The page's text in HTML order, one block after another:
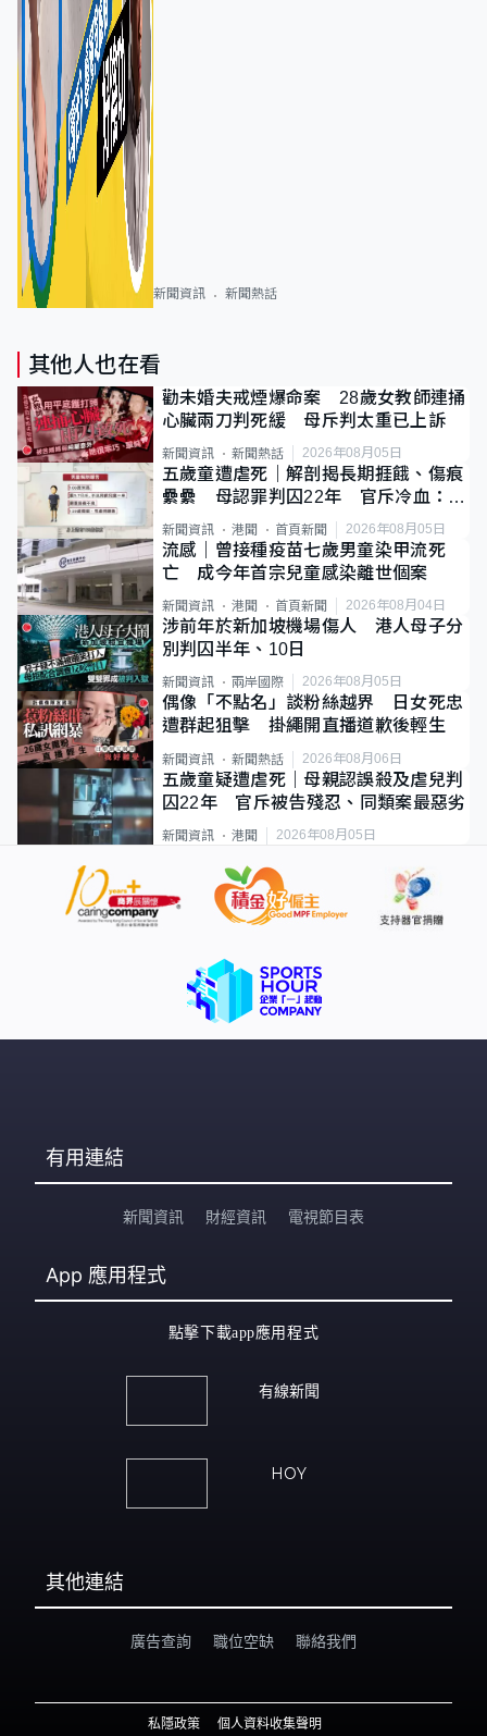
新聞資訊 新聞熱話
其他人也在看
勸未婚夫戒煙爆命案 28歲女教師連捅
心臟兩刀判死緩 母斥判太重已上訴
新聞資訊 新聞熱話 2026年08月05日
五歲童遭虐死｜解剖揭長期捱餓、傷痕
纍纍 母認罪判囚22年 官斥冷血：同
類案最惡劣
新聞資訊 港聞 首頁新聞 2026年08月05日
流感｜曾接種疫苗七歲男童染甲流死
亡 成今年首宗兒童感染離世個案
新聞資訊 港聞 首頁新聞 2026年08月04日
涉前年於新加坡機場傷人 港人母子分
別判囚半年、10日
新聞資訊 兩岸國際 2026年08月05日
偶像「不點名」談粉絲越界 日女死忠
遭群起狙擊 掛繩開直播道歉後輕生
新聞資訊 新聞熱話 2026年08月06日
五歲童疑遭虐死｜母親認誤殺及虐兒判
囚22年 官斥被告殘忍、同類案最惡劣
新聞資訊 港聞 2026年08月05日
有用連結
新聞資訊 財經資訊 電視節目表
App 應用程式
點擊下載app應用程式
有線新聞
HOY
其他連結
廣告查詢 職位空缺 聯絡我們
私隱政策 個人資料收集聲明